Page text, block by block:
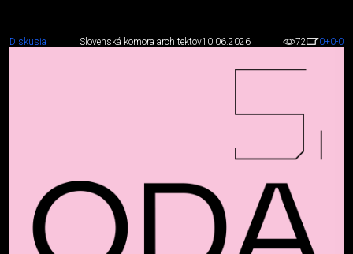
Diskusia Slovenská komora architektov10.06.2026 72 0+0-0